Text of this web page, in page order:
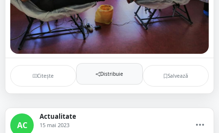
Citește Distribuie Salvează
AC
Actualitate
15 mai 2023